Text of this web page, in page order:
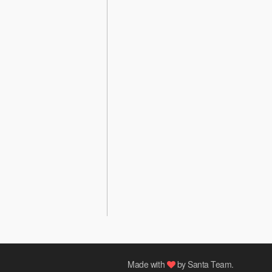
Made with by Santa Team.